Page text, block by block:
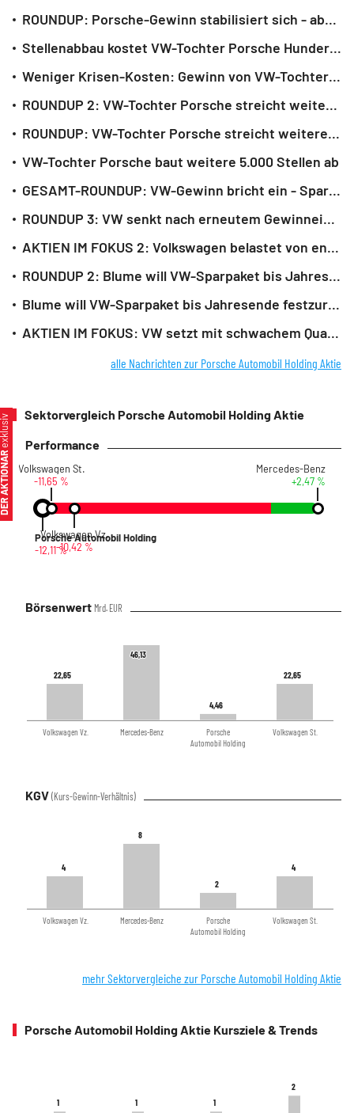
ROUNDUP: Porsche-Gewinn stabilisiert sich - aber die Krise bleibt
Stellenabbau kostet VW-Tochter Porsche Hunderte Millionen Euro
Weniger Krisen-Kosten: Gewinn von VW-Tochter Porsche stabilisiert sich
ROUNDUP 2: VW-Tochter Porsche streicht weitere 5.000 Stellen
ROUNDUP: VW-Tochter Porsche streicht weitere 5.000 Stellen
VW-Tochter Porsche baut weitere 5.000 Stellen ab
GESAMT-ROUNDUP: VW-Gewinn bricht ein - Sparpaket soll bis Jahresende stehen
ROUNDUP 3: VW senkt nach erneutem Gewinneinbruch Umsatzprognose - Aktie fällt
AKTIEN IM FOKUS 2: Volkswagen belastet von enttäuschendem Quartal
ROUNDUP 2: Blume will VW-Sparpaket bis Jahresende festzurren
Blume will VW-Sparpaket bis Jahresende festzurren
AKTIEN IM FOKUS: VW setzt mit schwachem Quartal Autowerte unter Druck
alle Nachrichten zur Porsche Automobil Holding Aktie
Sektorvergleich Porsche Automobil Holding Aktie
Performance
Porsche Automobil Holding
-12,11 %
Volkswagen St.
-11,65 %
Volkswagen Vz.
-10,42 %
Mercedes-Benz
+2,47 %
Börsenwert Mrd. EUR
22,65
22,65
46,13
46,13
4,46
4,46
22,65
22,65
Volkswagen Vz. Mercedes-Benz
Porsche
Automobil Holding
Volkswagen St.
KGV (Kurs-Gewinn-Verhältnis)
4
4
8
8
2
2
4
4
Volkswagen Vz. Mercedes-Benz
Porsche
Automobil Holding
Volkswagen St.
mehr Sektorvergleiche zur Porsche Automobil Holding Aktie
Porsche Automobil Holding Aktie Kursziele & Trends
11 11 11
2
2